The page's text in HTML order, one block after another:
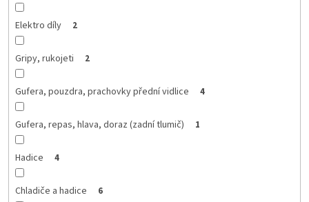
Elektro díly 2
Gripy, rukojeti 2
Gufera, pouzdra, prachovky přední vidlice 4
Gufera, repas, hlava, doraz (zadní tlumič) 1
Hadice 4
Chladiče a hadice 6